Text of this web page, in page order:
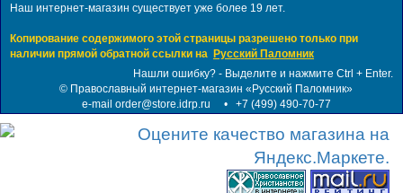
Наш интернет-магазин существует уже более 19 лет.
Копирование содержимого этой страницы разрешено только при
наличии прямой обратной ссылки на Русский Паломник
Нашли ошибку? - Выделите и нажмите Ctrl + Enter.
© Православный интернет-магазин «Русский Паломник»
e-mail order@store.idrp.ru • +7 (499) 490-70-77